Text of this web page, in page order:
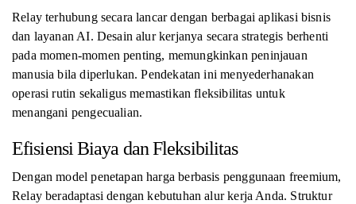
Relay terhubung secara lancar dengan berbagai aplikasi bisnis
dan layanan AI. Desain alur kerjanya secara strategis berhenti
pada momen-momen penting, memungkinkan peninjauan
manusia bila diperlukan. Pendekatan ini menyederhanakan
operasi rutin sekaligus memastikan fleksibilitas untuk
menangani pengecualian.
Efisiensi Biaya dan Fleksibilitas
Dengan model penetapan harga berbasis penggunaan freemium,
Relay beradaptasi dengan kebutuhan alur kerja Anda. Struktur